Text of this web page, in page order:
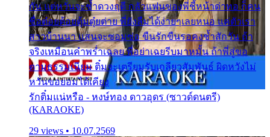
กัน แต่หวั่นจะช้ำดวงฤดี กลัวแฟนของพี่ชี้หน้าด่าทอ ก็คน
ชื่อต๋อยต้อยตุ้มตุ๋ยต่าย พี่ยังลืมได้ง่ายๆเลยหนอ แค่ตัวเรา
สาวบ้านนา แสนจะซอมซ่อ ขืนรักขืนรอคงช้ำสักวัน ถ้า
จริงเหมือนคำพร่ำเฉลย พี่อย่าเฉยรีบมาหมั้น ถ้าพี่สู่ขอ
ตามธรรมเนียม ติ๋มจะเตรียมรับเกลียวสัมพันธ์ ผิดหวังไม่
หวั่นขอยอมได้เคียง
รักติ๋มแน่หรือ - หงษ์ทอง ดาวอุดร (ซาวด์ดนตรี)
(KARAOKE)
29 views • 10.07.2569